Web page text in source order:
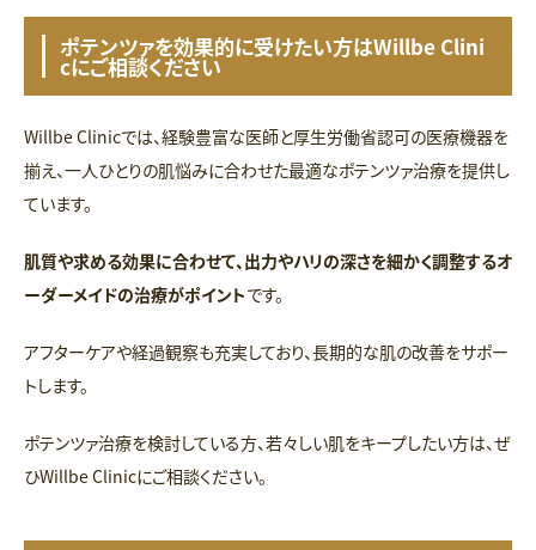
ポテンツァを効果的に受けたい方はWillbe Clini
cにご相談ください
Willbe Clinicでは、経験豊富な医師と厚生労働省認可の医療機器を
揃え、一人ひとりの肌悩みに合わせた最適なポテンツァ治療を提供し
ています。
肌質や求める効果に合わせて、出力やハリの深さを細かく調整するオ
ーダーメイドの治療がポイントです。
アフターケアや経過観察も充実しており、長期的な肌の改善をサポー
トします。
ポテンツァ治療を検討している方、若々しい肌をキープしたい方は、ぜ
ひWillbe Clinicにご相談ください。